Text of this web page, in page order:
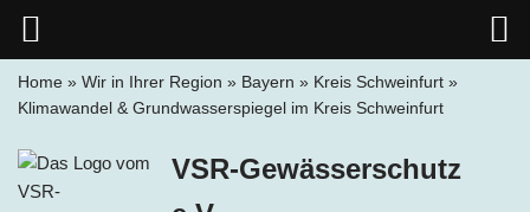
Inhalt
Home » Wir in Ihrer Region » Bayern » Kreis Schweinfurt »
Klimawandel & Grundwasserspiegel im Kreis Schweinfurt
VSR-Gewässerschutz